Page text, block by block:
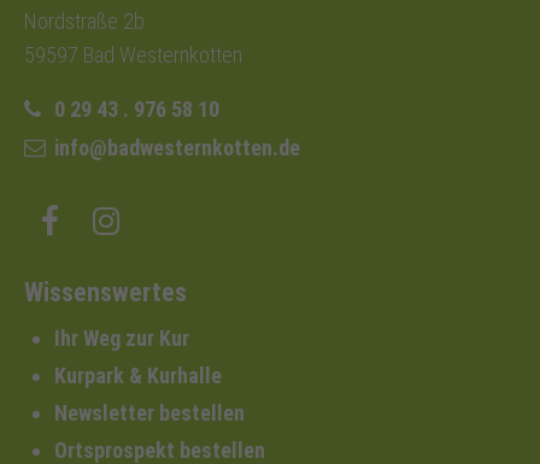
Nordstraße 2b
59597 Bad Westernkotten
0 29 43 . 976 58 10
info@badwesternkotten.de
Wissenswertes
Ihr Weg zur Kur
Kurpark & Kurhalle
Newsletter bestellen
Ortsprospekt bestellen